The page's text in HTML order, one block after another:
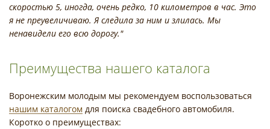
скоростью 5, иногда, очень редко, 10 километров в час. Это
я не преувеличиваю. Я следила за ним и злилась. Мы
ненавидели его всю дорогу."
Преимущества нашего каталога
Воронежским молодым мы рекомендуем воспользоваться
нашим каталогом для поиска свадебного автомобиля.
Коротко о преимуществах: